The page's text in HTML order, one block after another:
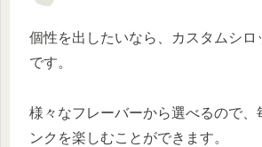
個性を出したいなら、カスタムシロ
です。
様々なフレーバーから選べるので、
ンクを楽しむことができます。